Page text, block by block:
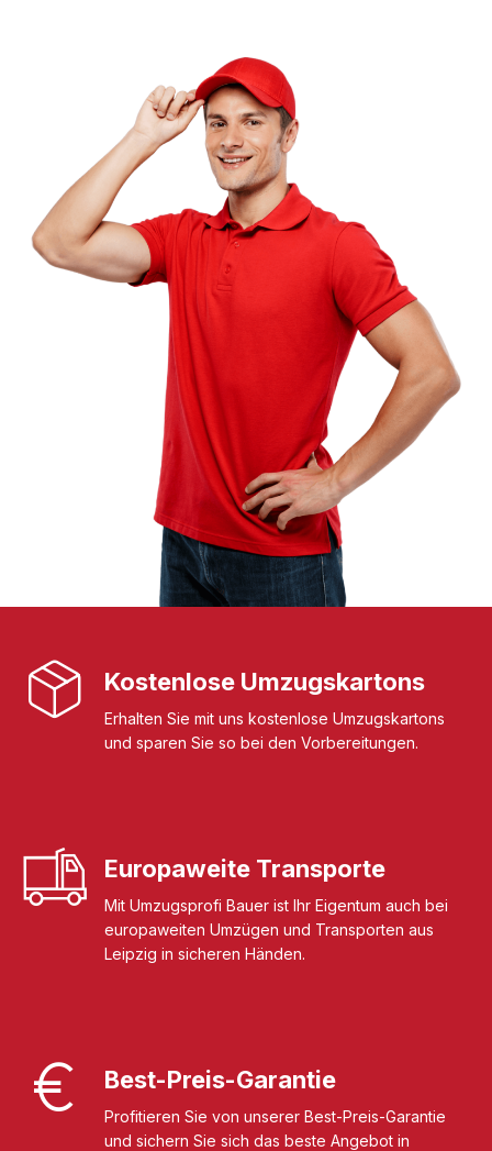
Kostenlose Umzugskartons
Erhalten Sie mit uns kostenlose Umzugskartons
und sparen Sie so bei den Vorbereitungen.
Europaweite Transporte
Mit Umzugsprofi Bauer ist Ihr Eigentum auch bei
europaweiten Umzügen und Transporten aus
Leipzig in sicheren Händen.
Best-Preis-Garantie
Profitieren Sie von unserer Best-Preis-Garantie
und sichern Sie sich das beste Angebot in